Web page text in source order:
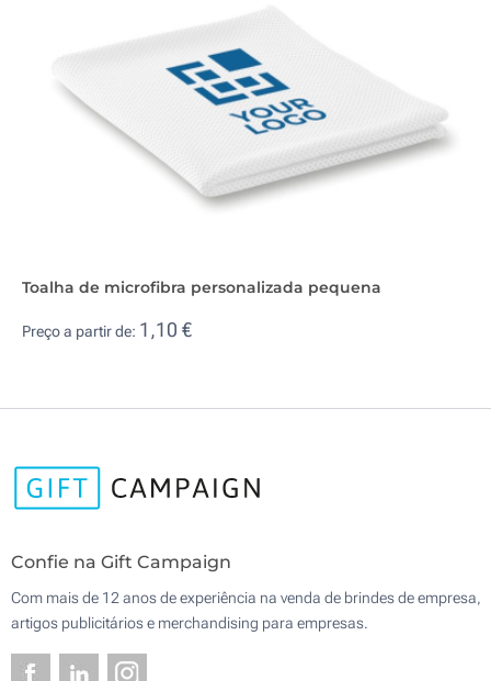
Toalha de microfibra personalizada pequena
Preço a partir de: 1,10 €
Confie na Gift Campaign
Com mais de 12 anos de experiência na venda de brindes de empresa,
artigos publicitários e merchandising para empresas.